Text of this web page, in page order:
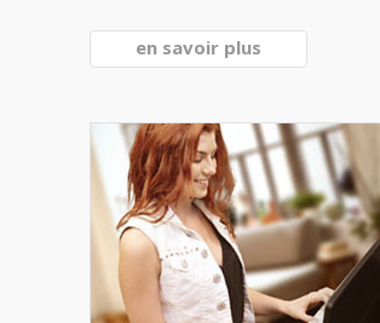
en savoir plus